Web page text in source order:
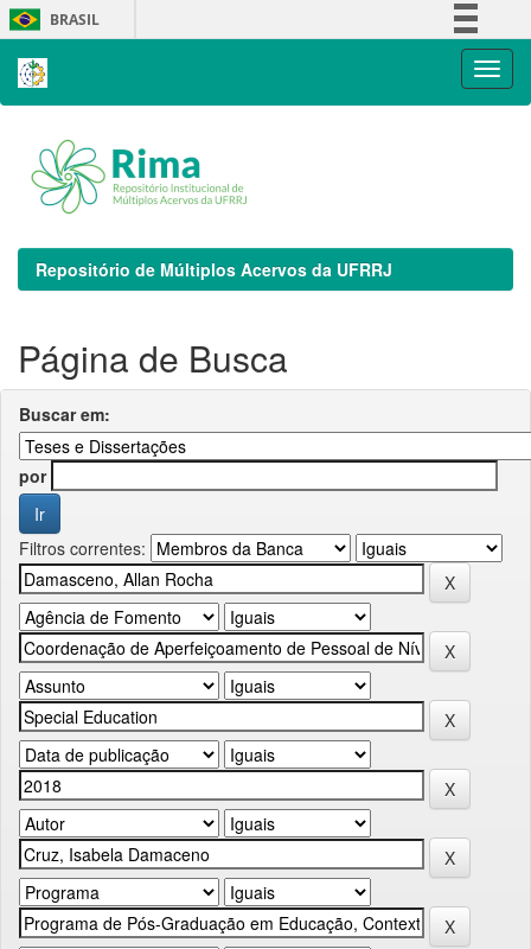
Skip
navigation
BRASIL
Repositório de Múltiplos Acervos da UFRRJ
Página de Busca
Buscar em:
por
Filtros correntes: